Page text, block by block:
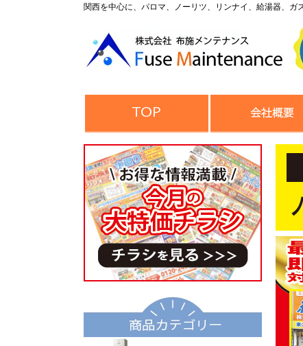
関西を中心に、パロマ、ノーリツ、リンナイ、給湯器、